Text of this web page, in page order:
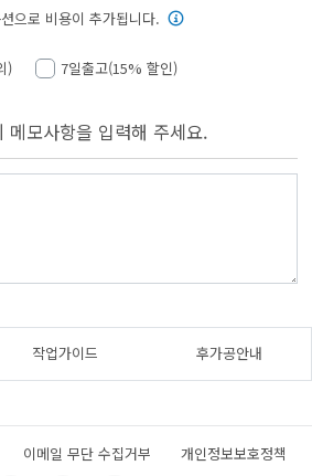
으로 비용이 추가됩니다.
) 7일출고(15% 할인)
메모사항을 입력해 주세요.
작업가이드 후가공안내
이메일 무단 수집거부 개인정보보호정책